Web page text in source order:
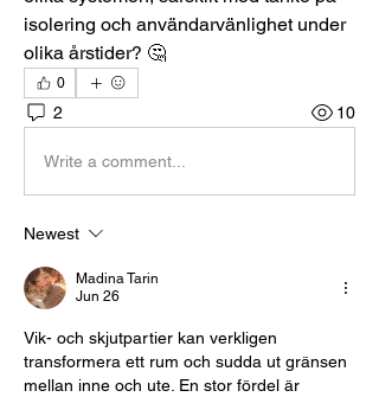
isolering och användarvänlighet under
olika årstider? 🤔
0
2 10
Write a comment...
Newest
Madina Tarin
Jun 26
Vik- och skjutpartier kan verkligen
transformera ett rum och sudda ut gränsen
mellan inne och ute. En stor fördel är